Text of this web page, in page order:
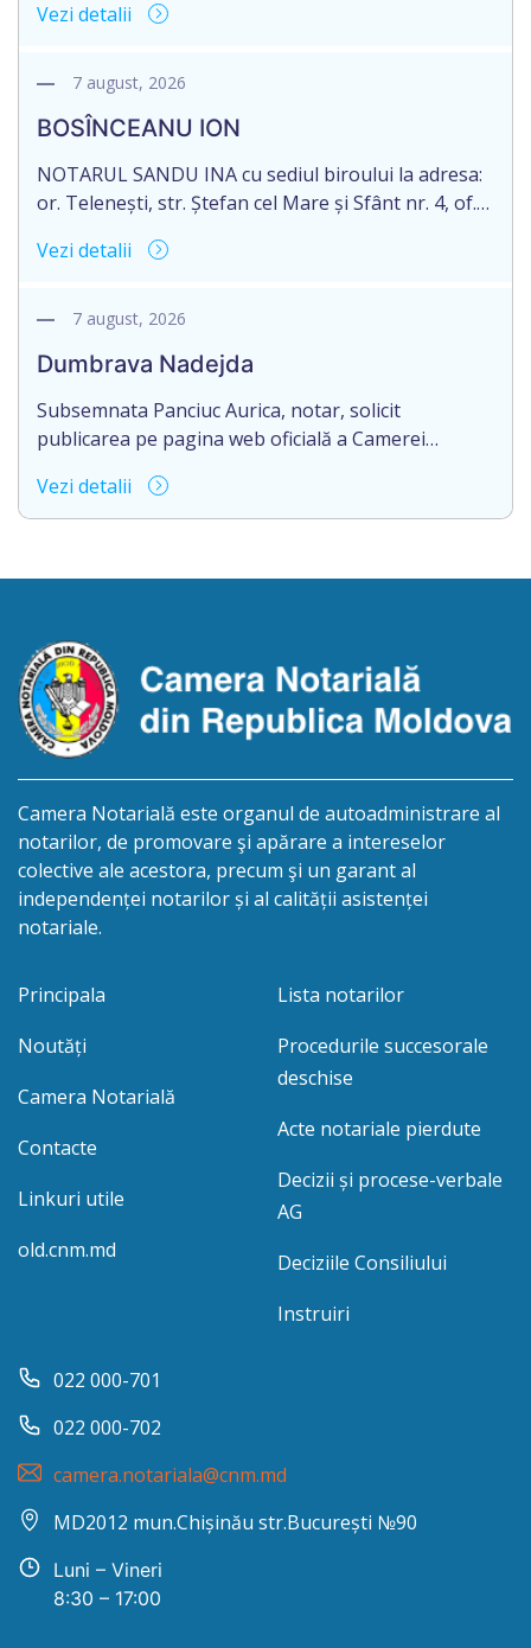
succesorale în urma decesului cet. DODI EUGENIU,
2003035009604, decedat/ă la data de 12.01.2026
/doisprezece ianuarie anul două mii douăzeci și
șase/. Eliberarea certificatului de moștenitor este
[…]
Vezi detalii
7 august, 2026
BOSÎNCEANU ION
NOTARUL SANDU INA cu sediul biroului la adresa:
or. Telenești, str. Ștefan cel Mare și Sfânt nr. 4, of.
succesorale în urma decesului cet. BOSÎNCEANU
0991201351317, decedat/ă la data de 15.05.2021
Eliberarea certificatului de moștenitor este […]
Vezi detalii
7 august, 2026
Dumbrava Nadejda
Subsemnata Panciuc Aurica, notar, solicit
publicarea pe pagina web oficială a Camerei
deschiderea procedurii succesorale cu următorul
conținut: Informație privind deschiderea procedurii
biroului la adresa: R.Moldova, or.Sîngerei,
procedurii succesorale în urma decesului
cet.Dumbrava Nadejda, cetățeană moldoveană, a.n.
20 aprilie […]
Vezi detalii
Camera Notarială este organul de autoadministrare al
notarilor, de promovare şi apărare a intereselor
colective ale acestora, precum şi un garant al
independenței notarilor și al calității asistenței
notariale.
Principala
Noutăți
Camera Notarială
Contacte
Linkuri utile
old.cnm.md
Lista notarilor
Procedurile succesorale
deschise
Acte notariale pierdute
Decizii și procese-verbale
AG
Deciziile Consiliului
Instruiri
022 000-701
022 000-702
camera.notariala@cnm.md
MD2012 mun.Chișinău str.București №90
Luni – Vineri
8:30 – 17:00